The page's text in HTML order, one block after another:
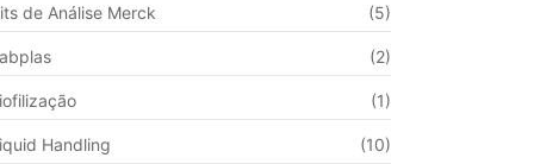
de Análise Merck (5)
(2)
(1)
Handling (10)